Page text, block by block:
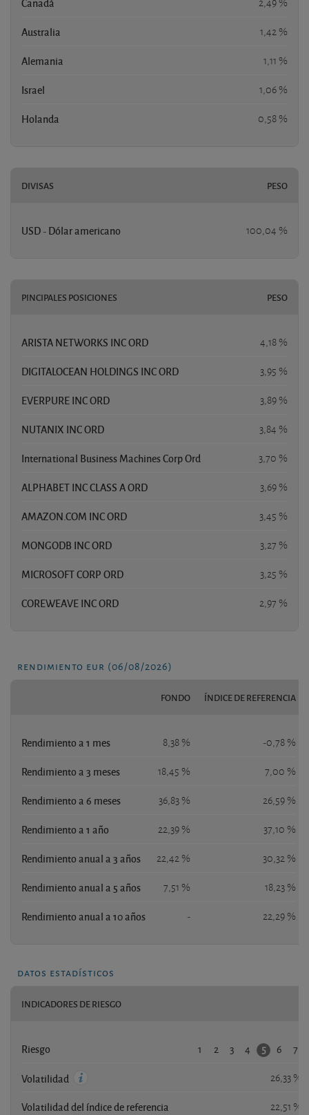
Canadá 2,49 %
Australia 1,42 %
Alemania 1,11 %
Israel 1,06 %
Holanda 0,58 %
DIVISAS PESO
USD - Dólar americano 100,04 %
PINCIPALES POSICIONES PESO
ARISTA NETWORKS INC ORD 4,18 %
DIGITALOCEAN HOLDINGS INC ORD 3,95 %
EVERPURE INC ORD 3,89 %
NUTANIX INC ORD 3,84 %
International Business Machines Corp Ord 3,70 %
ALPHABET INC CLASS A ORD 3,69 %
AMAZON.COM INC ORD 3,45 %
MONGODB INC ORD 3,27 %
MICROSOFT CORP ORD 3,25 %
COREWEAVE INC ORD 2,97 %
rendimiento eur (06/08/2026)
FONDO ÍNDICE DE REFERENCIA
Rendimiento a 1 mes 8,38 % -0,78 %
Rendimiento a 3 meses 18,45 % 7,00 %
Rendimiento a 6 meses 36,83 % 26,59 %
Rendimiento a 1 año 22,39 % 37,10 %
Rendimiento anual a 3 años 22,42 % 30,32 %
Rendimiento anual a 5 años 7,51 % 18,23 %
Rendimiento anual a 10 años - 22,29 %
datos estadísticos
INDICADORES DE RIESGO
Riesgo 1 2 3 4 5 6 7
Volatilidad 26,33 %
Volatilidad del índice de referencia 22,51 %